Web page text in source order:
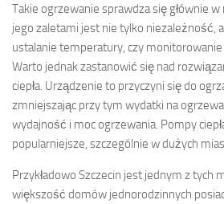
Takie ogrzewanie sprawdza się głównie
jego zaletami jest nie tylko niezależność,
ustalanie temperatury, czy
Warto jednak zastanowić się nad
ciepła. Urządzenie to przyczyni się do
zmniejszając przy tym wydatki na
wydajność i moc ogrzewania. Pompy
popularniejsze, szczególnie w dużych
Przykładowo Szczecin jest jednym z tych
większość domów jednorodzinnych